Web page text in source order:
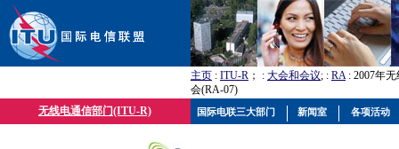
主页 : ITU-R ； : 大会和会议; : RA: 2007年
会(RA-07)
无线电通信部门(ITU-R)
国际电联三大部门 新闻室 各项活动